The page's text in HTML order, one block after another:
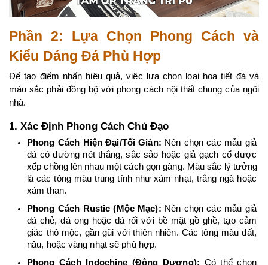
Phần 2: Lựa Chọn Phong Cách và
Kiểu Dáng Đá Phù Hợp
Để tạo điểm nhấn hiệu quả, việc lựa chọn loại họa tiết đá và
màu sắc phải đồng bộ với phong cách nội thất chung của ngôi
nhà.
1. Xác Định Phong Cách Chủ Đạo
Phong Cách Hiện Đại/Tối Giản: Nên chọn các mẫu giả
đá có đường nét thẳng, sắc sảo hoặc giả gạch cổ được
xếp chồng lên nhau một cách gọn gàng. Màu sắc lý tưởng
là các tông màu trung tính như xám nhạt, trắng ngà hoặc
xám than.
Phong Cách Rustic (Mộc Mạc): Nên chọn các mẫu giả
đá chẻ, đá ong hoặc đá rối với bề mặt gồ ghề, tạo cảm
giác thô mộc, gần gũi với thiên nhiên. Các tông màu đất,
nâu, hoặc vàng nhạt sẽ phù hợp.
Phong Cách Indochine (Đông Dương): Có thể chọn